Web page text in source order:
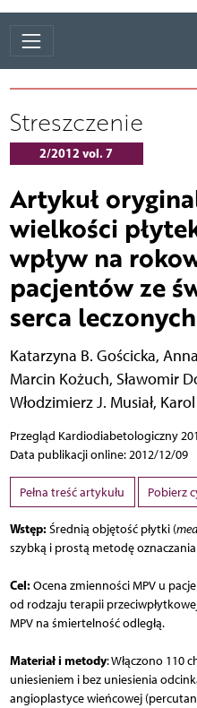
Streszczenie
2/2012 vol. 7
Artykuł
wielkości
wpływ na
pacjentów ze
serca
Katarzyna B. Gościcka,
Marcin Kożuch, Sławomir
Włodzimierz J. Musiał,
Przegląd Kardiodiabetologiczny
Data publikacji online: 2012/12/09
Pełna treść artykułu Pobierz
Wstęp:Średnią objętość płytki (
szybką i prostą metodę
Cel:Ocena zmienności MPV u
od rodzaju terapii
MPV na śmiertelność odległą.
Materiał i metody: Włączono 110
uniesieniem i bez uniesienia
angioplastyce wieńcowej